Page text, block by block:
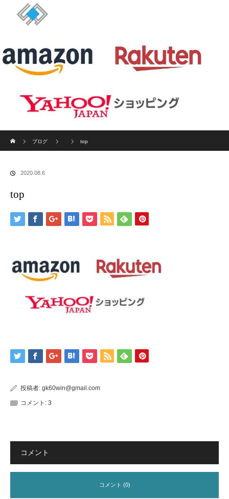
ブログ
top
2020.08.6
top
投稿者: gk60win@gmail.com
コメント: 3
コメント
コメント (0)